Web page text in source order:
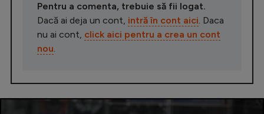
Pentru a comenta, trebuie să fii logat.
Dacă ai deja un cont, intră în cont aici. Daca
nu ai cont, click aici pentru a crea un cont
nou.